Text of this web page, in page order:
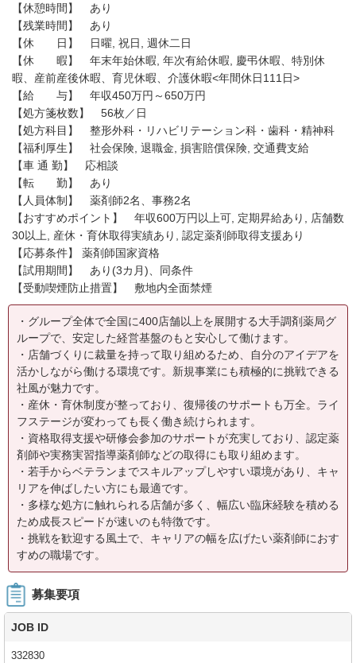
【休憩時間】 あり
【残業時間】 あり
【休 日】 日曜, 祝日, 週休二日
【休 暇】 年末年始休暇, 年次有給休暇, 慶弔休暇、特別休
暇、産前産後休暇、育児休暇、介護休暇<年間休日111日>
【給 与】 年収450万円～650万円
【処方箋枚数】 56枚／日
【処方科目】 整形外科・リハビリテーション科・歯科・精神科
【福利厚生】 社会保険, 退職金, 損害賠償保険, 交通費支給
【車 通 勤】 応相談
【転 勤】 あり
【人員体制】 薬剤師2名、事務2名
【おすすめポイント】 年収600万円以上可, 定期昇給あり, 店舗数
30以上, 産休・育休取得実績あり, 認定薬剤師取得支援あり
【応募条件】 薬剤師国家資格
【試用期間】 あり(3カ月)、同条件
【受動喫煙防止措置】 敷地内全面禁煙
・グループ全体で全国に400店舗以上を展開する大手調剤薬局グ
ループで、安定した経営基盤のもと安心して働けます。
・店舗づくりに裁量を持って取り組めるため、自分のアイデアを
活かしながら働ける環境です。新規事業にも積極的に挑戦できる
社風が魅力です。
・産休・育休制度が整っており、復帰後のサポートも万全。ライ
フステージが変わっても長く働き続けられます。
・資格取得支援や研修会参加のサポートが充実しており、認定薬
剤師や実務実習指導薬剤師などの取得にも取り組めます。
・若手からベテランまでスキルアップしやすい環境があり、キャ
リアを伸ばしたい方にも最適です。
・多様な処方に触れられる店舗が多く、幅広い臨床経験を積める
ため成長スピードが速いのも特徴です。
・挑戦を歓迎する風土で、キャリアの幅を広げたい薬剤師におす
すめの職場です。
募集要項
JOB ID
332830